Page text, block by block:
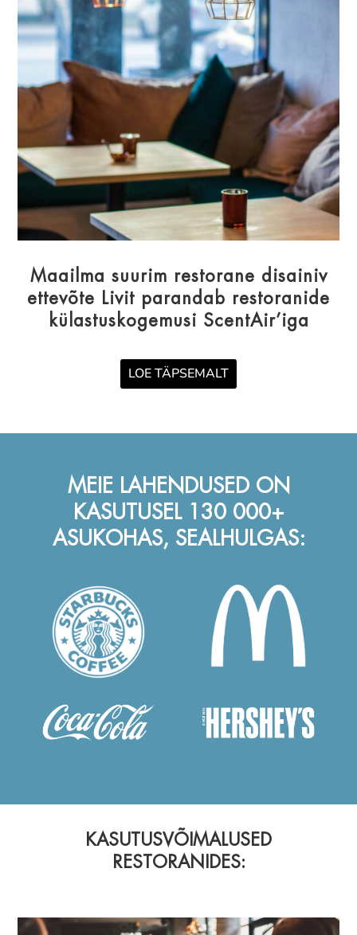
Maailma suurim restorane disainiv
ettevõte Livit parandab restoranide
külastuskogemusi ScentAir’iga
LOE TÄPSEMALT
MEIE LAHENDUSED ON
KASUTUSEL 130 000+
ASUKOHAS, SEALHULGAS:
KASUTUSVÕIMALUSED
RESTORANIDES: